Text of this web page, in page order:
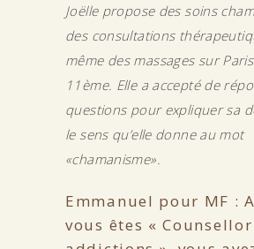
Joëlle propose des soins
des consultations
même des massages sur
11ème. Elle a accepté de
questions pour expliquer sa
le sens qu’elle donne au mot
«chamanisme».
Emmanuel pour MF :
vous êtes « Counsellor